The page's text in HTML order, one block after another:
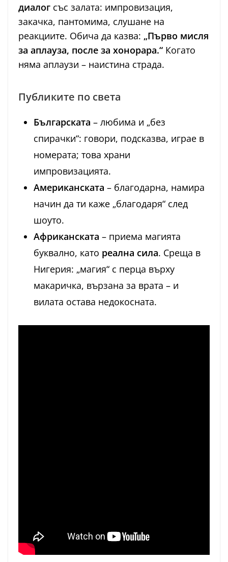
диалог със залата: импровизация,
закачка, пантомима, слушане на
реакциите. Обича да казва: „Първо мисля
за аплауза, после за хонорара.“ Когато
няма аплаузи – наистина страда.
Публиките по света
Българската – любима и „без
спирачки“: говори, подсказва, играе в
номерата; това храни
импровизацията.
Американската – благодарна, намира
начин да ти каже „благодаря“ след
шоуто.
Африканската – приема магията
буквално, като реална сила. Среща в
Нигерия: „магия“ с перца върху
макаричка, вързана за врата – и
вилата остава недокосната.